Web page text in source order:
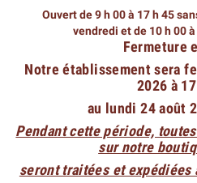
Ouvert de 9 h 00 à 17 h 45
vendredi et de 10 h 00
Fermeture
Notre établissement sera
2026 à
au lundi 24 août
Pendant cette période,
sur notre
seront traitées et expédiées